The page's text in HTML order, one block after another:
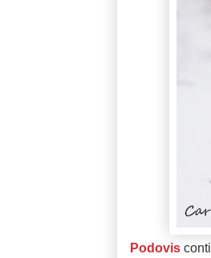
Podovis